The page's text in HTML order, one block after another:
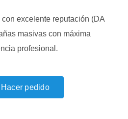
excelente reputación (DA
masivas con máxima
profesional.
Hacer pedido